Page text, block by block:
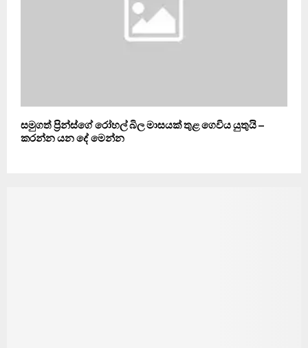
සමුගත් ප්‍රින්ස්‌ගේ රෝහල් බිල මාසයක් තුළ ගෙවිය යුතුයි –
කරන්න යන දේ මෙන්න